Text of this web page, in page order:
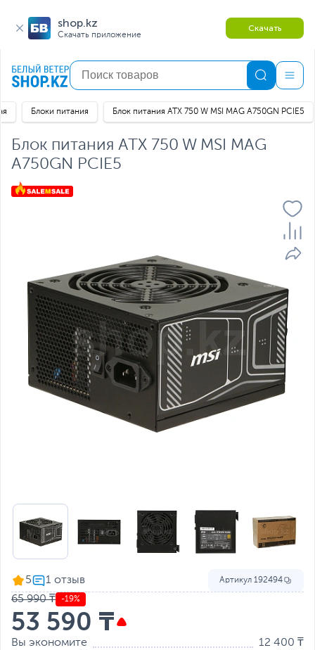
shop.kz
Скачать приложение
Скачать
Блоки питания Блок питания ATX 750 W MSI MAG A750GN PCIE5
Блок питания ATX 750 W MSI MAG
A750GN PCIE5
5 Артикул 192494
65 990 ₸ -19%
53 590 ₸
Вы экономите
12 400 ₸